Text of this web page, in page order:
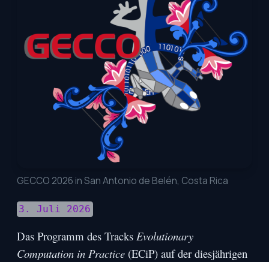
GECCO 2026 in San Antonio de Belén, Costa Rica
3. Juli 2026
Das Programm des TracksEvolutionary
Computation in Practice (ECiP) auf der diesjährigen